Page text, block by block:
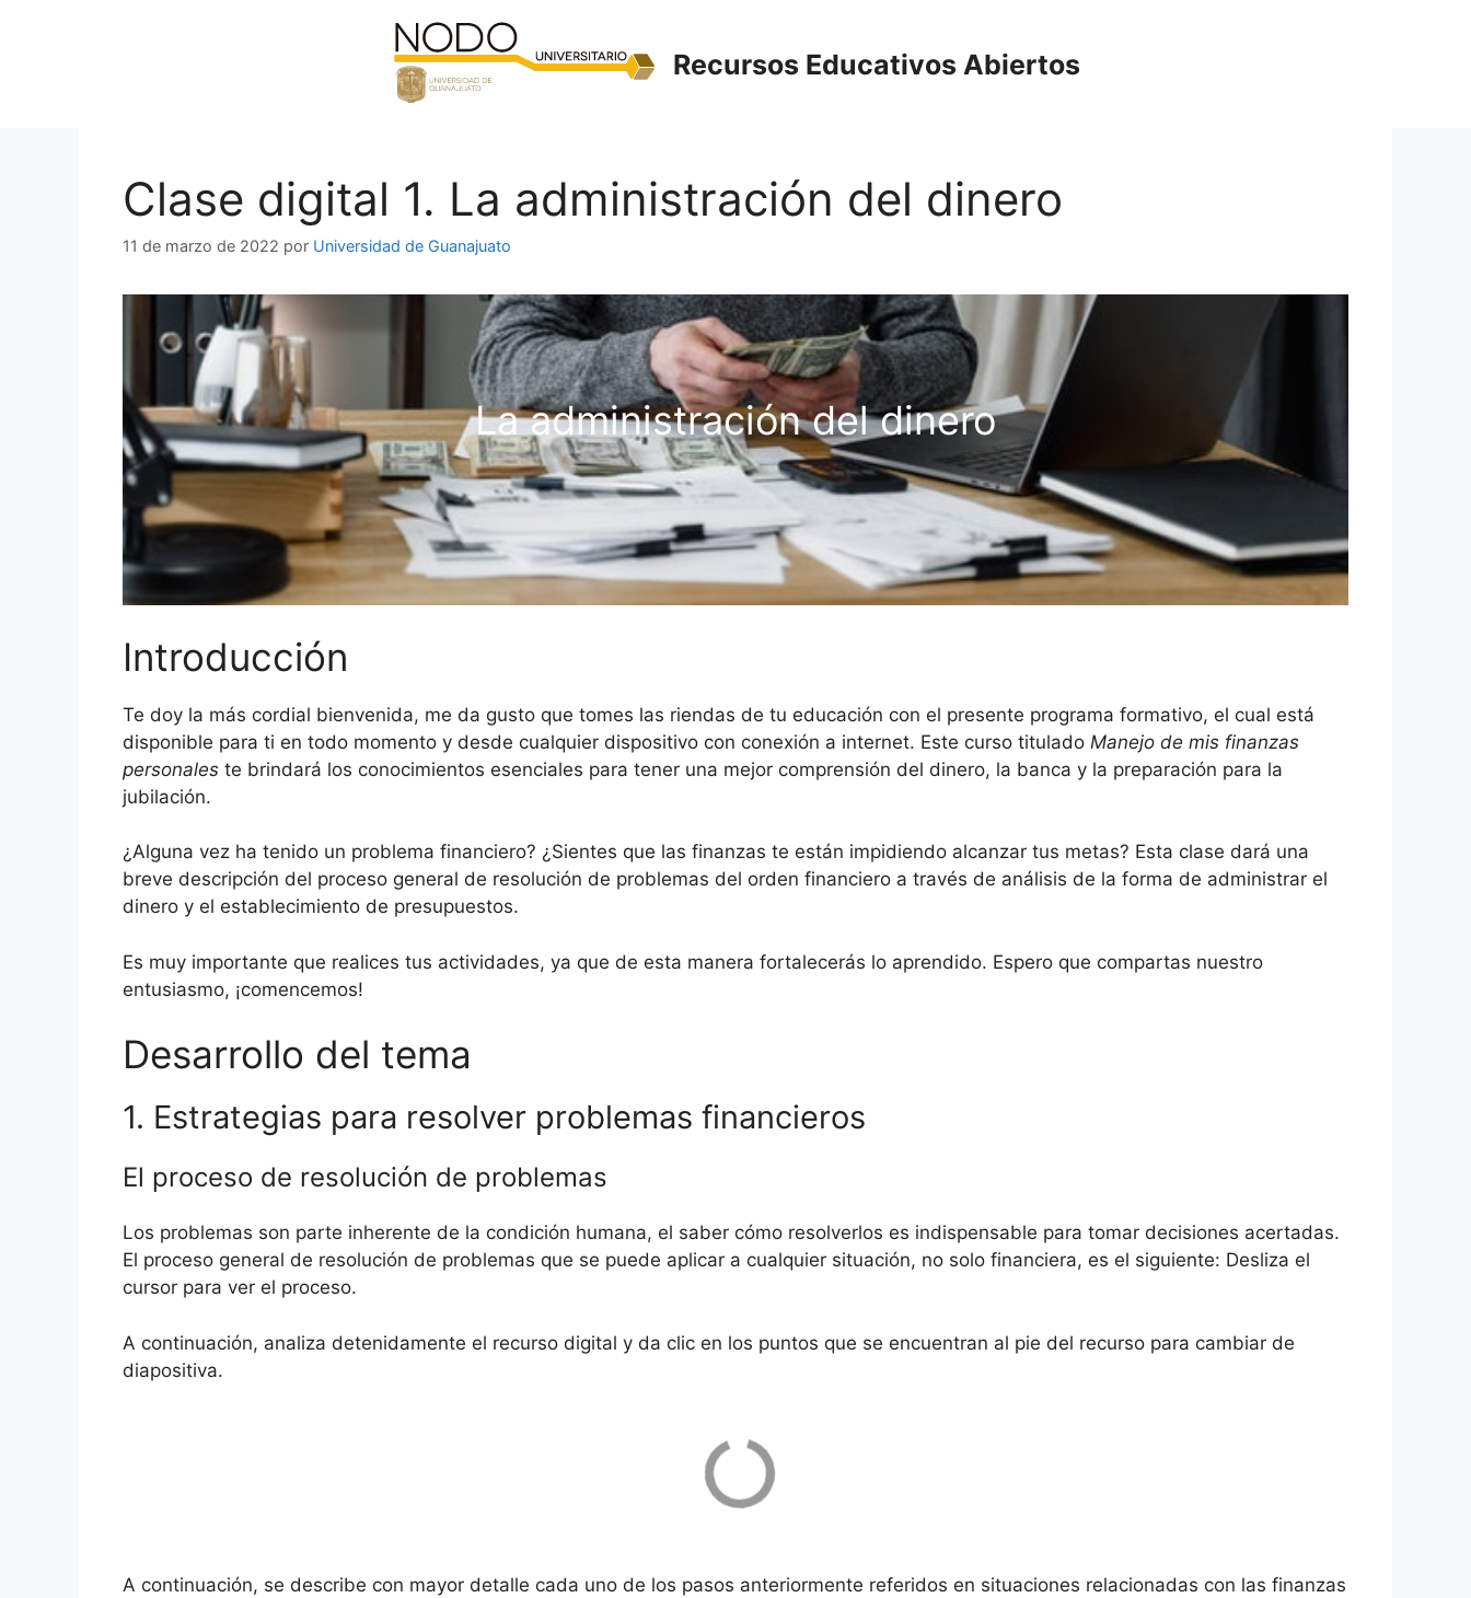
Recursos Educativos Abiertos
Clase digital 1. La administración del dinero
11 de marzo de 2022 por Universidad de Guanajuato
La administración del dinero
Introducción
Te doy la más cordial bienvenida, me da gusto que tomes las riendas de tu educación con el presente programa formativo, el cual está
disponible para ti en todo momento y desde cualquier dispositivo con conexión a internet. Este curso titulado Manejo de mis finanzas
personales te brindará los conocimientos esenciales para tener una mejor comprensión del dinero, la banca y la preparación para la
jubilación.
¿Alguna vez ha tenido un problema financiero? ¿Sientes que las finanzas te están impidiendo alcanzar tus metas? Esta clase dará una
breve descripción del proceso general de resolución de problemas del orden financiero a través de análisis de la forma de administrar el
dinero y el establecimiento de presupuestos.
Es muy importante que realices tus actividades, ya que de esta manera fortalecerás lo aprendido. Espero que compartas nuestro
entusiasmo, ¡comencemos!
Desarrollo del tema
1. Estrategias para resolver problemas financieros
El proceso de resolución de problemas
Los problemas son parte inherente de la condición humana, el saber cómo resolverlos es indispensable para tomar decisiones acertadas.
El proceso general de resolución de problemas que se puede aplicar a cualquier situación, no solo financiera, es el siguiente: Desliza el
cursor para ver el proceso.
A continuación, analiza detenidamente el recurso digital y da clic en los puntos que se encuentran al pie del recurso para cambiar de
diapositiva.
A continuación, se describe con mayor detalle cada uno de los pasos anteriormente referidos en situaciones relacionadas con las finanzas